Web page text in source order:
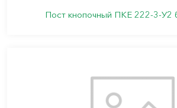
Пост кнопочный ПКЕ 222-3-У2